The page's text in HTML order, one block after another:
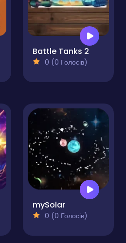
Battle Tanks 2
0 (0 Голосів)
mySolar
0 (0 Голосів)